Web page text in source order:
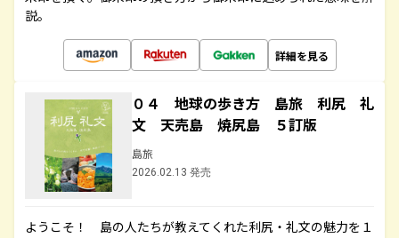
説。
詳細を見る
０４ 地球の歩き方 島旅 利尻 礼
文 天売島 焼尻島 ５訂版
島旅
2026.02.13 発売
ようこそ！ 島の人たちが教えてくれた利尻・礼文の魅力を１